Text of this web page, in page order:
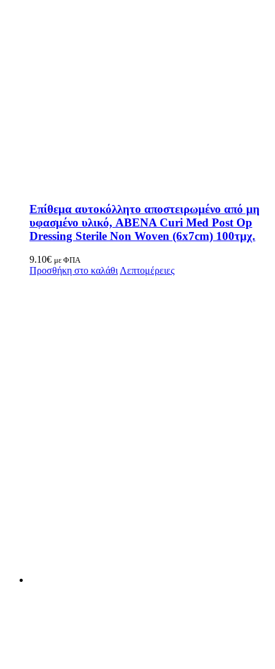
Επίθεμα αυτοκόλλητο αποστειρωμένο από μη
υφασμένο υλικό, ABENA Curi Med Post Op
Dressing Sterile Non Woven (6x7cm) 100τμχ.
9.10€ με ΦΠΑ
Προσθήκη στο καλάθι Λεπτομέρειες